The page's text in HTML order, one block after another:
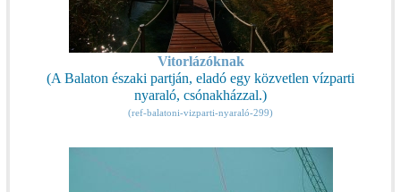
Vitorlázóknak
(A Balaton északi partján, eladó egy közvetlen vízparti
nyaraló, csónakházzal.)
(ref-balatoni-vizparti-nyaraló-299)